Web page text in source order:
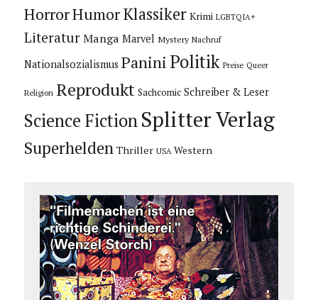
HorrorHumorKlassiker Krimi LGBTQIA+
Literatur Manga Marvel Mystery Nachruf
Nationalsozialismus Panini Politik Preise Queer
Religion Reprodukt Sachcomic Schreiber & Leser
Science Fiction Splitter Verlag
Superhelden Thriller USA Western